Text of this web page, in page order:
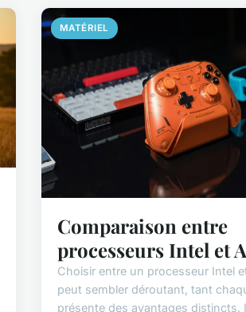
MATÉRIEL
Comparaison entre
processeurs Intel et
Choisir entre un processeur Intel
peut sembler déroutant, tant
présente des avantages distincts.